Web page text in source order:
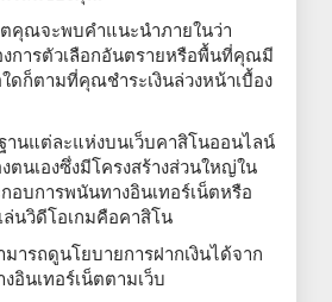
คุณจะพบคำแนะนำภายในว่า
การตัวเลือกอันตรายหรือพื้นที่คุณมี
ดก็ตามที่คุณชำระเงินล่วงหน้าเบื้อง
านแต่ละแห่งบนเว็บคาสิโนออนไลน์
นเองซึ่งมีโครงสร้างส่วนใหญ่ใน
อบการพนันทางอินเทอร์เน็ตหรือ
นวิดีโอเกมคือคาสิโน
ารถดูนโยบายการฝากเงินได้จาก
อินเทอร์เน็ตตามเว็บ